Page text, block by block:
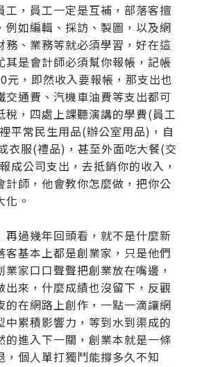
工，員工一定是互補，部落客擅
例如編輯、採訪、製圖，以及網
務、業務等就必須學習，好在這
其是會計師必須幫你報帳，記帳
元，即然收入要報帳，那支出也
交通費、汽機車油費等支出都可
稅，四處上課聽演講的學費(員工
平常民生用品(辦公室用品)，自
衣服(禮品)，甚至外面吃大餐(交
成公司支出，去抵銷你的收入，
計師，他會教你怎麼做，把你公
。
再過幾年回頭看，就不是什麼新
客基本上都是創業家，只是他們
家口口聲聲把創業放在嘴邊，
出來，什麼成績也沒留下，反觀
的在網路上創作，一點一滴讓網
中累積影響力，等到水到渠成的
的進入下一關，創業本就是一條
，個人單打獨鬥能撐多久不知